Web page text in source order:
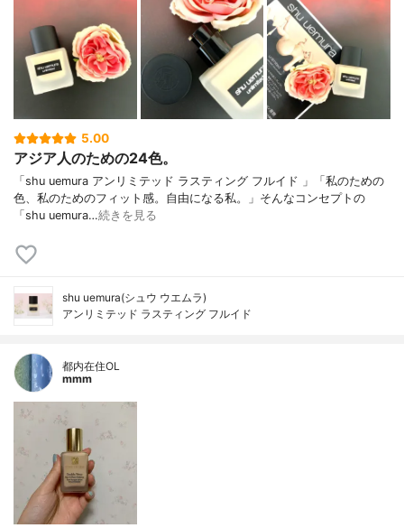
5.00
アジア人のための24色。
「shu uemura アンリミテッド ラスティング フルイド 」「私のための
色、私のためのフィット感。自由になる私。」そんなコンセプトの
「shu uemura…続きを見る
shu uemura(シュウ ウエムラ)
アンリミテッド ラスティング フルイド
都内在住OL
mmm